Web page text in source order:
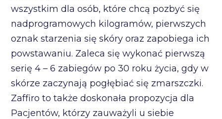
wszystkim dla osób, które chcą pozbyć się
nadprogramowych kilogramów, pierwszych
oznak starzenia się skóry oraz zapobiega ich
powstawaniu. Zaleca się wykonać pierwszą
serię 4 – 6 zabiegów po 30 roku życia, gdy w
skórze zaczynają pogłębiać się zmarszczki.
Zaffiro to także doskonała propozycja dla
Pacjentów, którzy zauważyli u siebie